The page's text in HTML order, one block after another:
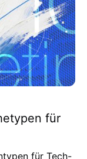
für
für Tech-